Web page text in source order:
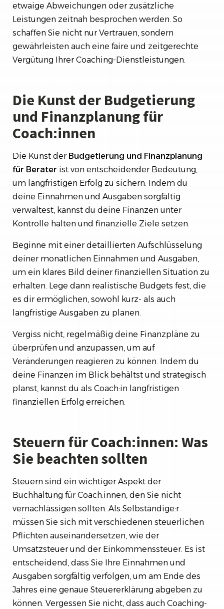
etwaige Abweichungen oder zusätzliche
Leistungen zeitnah besprochen werden. So
schaffen Sie nicht nur Vertrauen, sondern
gewährleisten auch eine faire und zeitgerechte
Vergütung Ihrer Coaching-Dienstleistungen.
Die Kunst der Budgetierung
und Finanzplanung für
Coach:innen
Die Kunst der Budgetierung und Finanzplanung
für Berater ist von entscheidender Bedeutung,
um langfristigen Erfolg zu sichern. Indem du
deine Einnahmen und Ausgaben sorgfältig
verwaltest, kannst du deine Finanzen unter
Kontrolle halten und finanzielle Ziele setzen.
Beginne mit einer detaillierten Aufschlüsselung
deiner monatlichen Einnahmen und Ausgaben,
um ein klares Bild deiner finanziellen Situation zu
erhalten. Lege dann realistische Budgets fest, die
es dir ermöglichen, sowohl kurz- als auch
langfristige Ausgaben zu planen.
Vergiss nicht, regelmäßig deine Finanzpläne zu
überprüfen und anzupassen, um auf
Veränderungen reagieren zu können. Indem du
deine Finanzen im Blick behältst und strategisch
planst, kannst du als Coach:in langfristigen
finanziellen Erfolg erreichen.
Steuern für Coach:innen: Was
Sie beachten sollten
Steuern sind ein wichtiger Aspekt der
Buchhaltung für Coach:innen, den Sie nicht
vernachlässigen sollten. Als Selbständige:r
müssen Sie sich mit verschiedenen steuerlichen
Pflichten auseinandersetzen, wie der
Umsatzsteuer und der Einkommenssteuer. Es ist
entscheidend, dass Sie Ihre Einnahmen und
Ausgaben sorgfältig verfolgen, um am Ende des
Jahres eine genaue Steuererklärung abgeben zu
können. Vergessen Sie nicht, dass auch Coaching-